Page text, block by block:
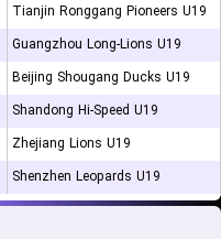
Tianjin Ronggang Pioneers U19
Guangzhou Long-Lions U19
Beijing Shougang Ducks U19
Shandong Hi-Speed U19
Zhejiang Lions U19
Shenzhen Leopards U19